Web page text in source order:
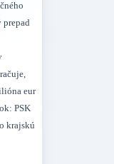
prepad
eur
PSK
krajskú